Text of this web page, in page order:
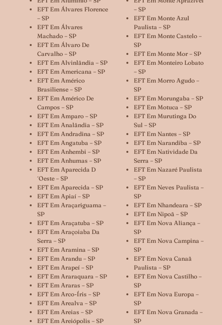
EFT Em Álvares Florence
– SP
EFT Em Álvares
Machado – SP
EFT Em Álvaro De
Carvalho – SP
EFT Em Alvinlândia – SP
EFT Em Americana – SP
EFT Em Américo
Brasiliense – SP
EFT Em Américo De
Campos – SP
EFT Em Amparo – SP
EFT Em Analândia – SP
EFT Em Andradina – SP
EFT Em Angatuba – SP
EFT Em Anhembi – SP
EFT Em Anhumas – SP
EFT Em Aparecida D
´oeste – SP
EFT Em Aparecida – SP
EFT Em Apiaí – SP
EFT Em Araçariguama –
SP
EFT Em Araçatuba – SP
EFT Em Araçoiaba Da
Serra – SP
EFT Em Aramina – SP
EFT Em Arandu – SP
EFT Em Arapeí – SP
EFT Em Araraquara – SP
EFT Em Araras – SP
EFT Em Arco-Íris – SP
EFT Em Arealva – SP
EFT Em Areias – SP
EFT Em Areiópolis – SP
– SP
EFT Em Monte Azul
Paulista – SP
EFT Em Monte Castelo –
SP
EFT Em Monte Mor – SP
EFT Em Monteiro Lobato
– SP
EFT Em Morro Agudo –
SP
EFT Em Morungaba – SP
EFT Em Motuca – SP
EFT Em Murutinga Do
Sul – SP
EFT Em Nantes – SP
EFT Em Narandiba – SP
EFT Em Natividade Da
Serra – SP
EFT Em Nazaré Paulista
– SP
EFT Em Neves Paulista –
SP
EFT Em Nhandeara – SP
EFT Em Nipoã – SP
EFT Em Nova Aliança –
SP
EFT Em Nova Campina –
SP
EFT Em Nova Canaã
Paulista – SP
EFT Em Nova Castilho –
SP
EFT Em Nova Europa –
SP
EFT Em Nova Granada –
SP